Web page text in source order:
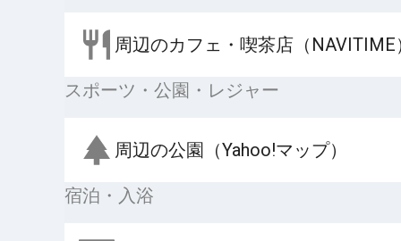
周辺のカフェ・喫茶店（NAVITIME
スポーツ・公園・レジャー
周辺の公園（Yahoo!マップ）
宿泊・入浴